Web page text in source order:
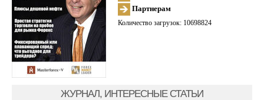
Партнерам
Количество загрузок: 10698824
ЖУРНАЛ, ИНТЕРЕСНЫЕ СТАТЬИ